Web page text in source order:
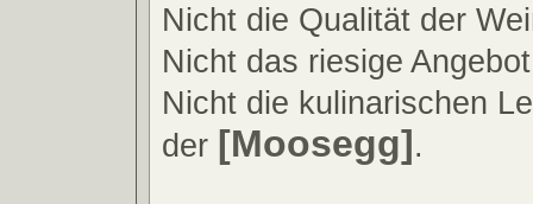
Nicht die Qualität der
Nicht das riesige
Nicht die kulinarischen
der [Moosegg].